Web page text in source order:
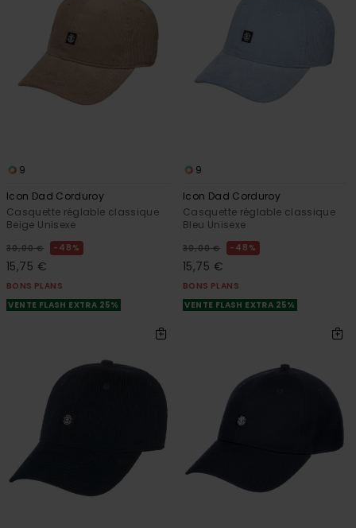
9
Icon Dad Corduroy
Casquette réglable classique
Beige Unisexe
30,00 € 48%
15,75 €
BONS PLANS
VENTE FLASH EXTRA 25%
9
Icon Dad Corduroy
Casquette réglable classique
Bleu Unisexe
30,00 € 48%
15,75 €
BONS PLANS
VENTE FLASH EXTRA 25%